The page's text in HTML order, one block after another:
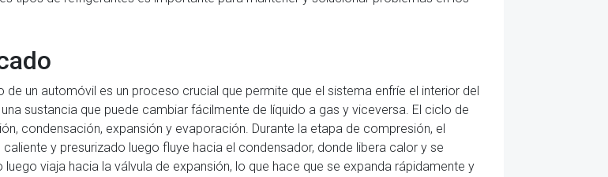
un automóvil es un proceso crucial que permite que el sistema enfríe el interior del
sustancia que puede cambiar fácilmente de líquido a gas y viceversa. El ciclo de
condensación, expansión y evaporación. Durante la etapa de compresión, el
y presurizado luego fluye hacia el condensador, donde libera calor y se
viaja hacia la válvula de expansión, lo que hace que se expanda rápidamente y